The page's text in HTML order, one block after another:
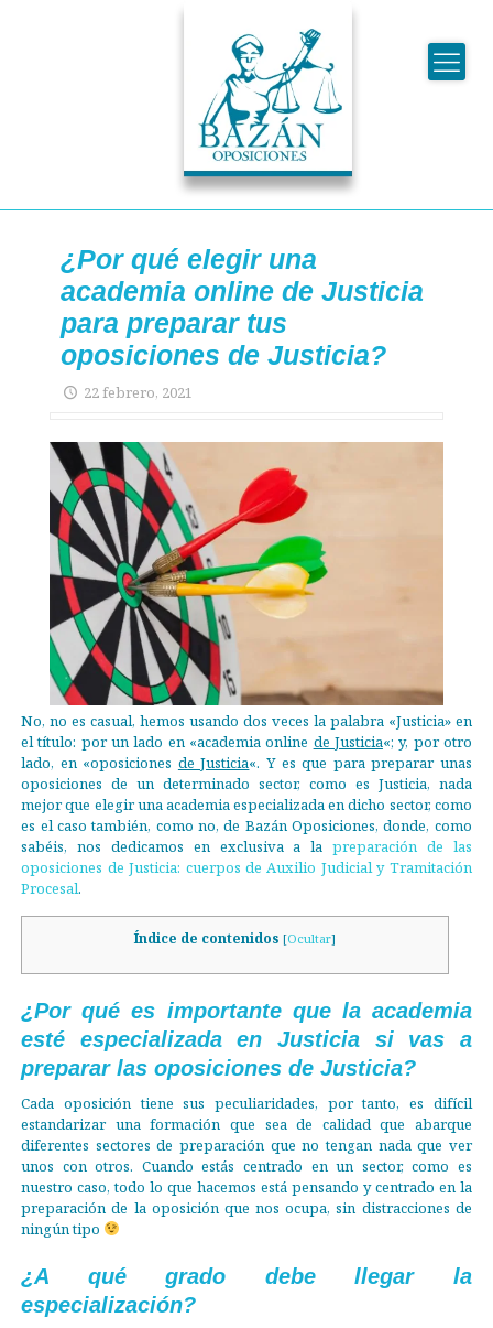
¿Por qué elegir una
academia online de Justicia
para preparar tus
oposiciones de Justicia?
22 febrero, 2021
No, no es casual, hemos usando dos veces la palabra «Justicia» en
el título: por un lado en «academia online de Justicia«; y, por otro
lado, en «oposiciones de Justicia«. Y es que para preparar unas
oposiciones de un determinado sector, como es Justicia, nada
mejor que elegir una academia especializada en dicho sector, como
es el caso también, como no, de Bazán Oposiciones, donde, como
sabéis, nos dedicamos en exclusiva a lapreparación de las
oposiciones de Justicia: cuerpos de Auxilio Judicial y Tramitación
Procesal.
Índice de contenidos [Ocultar]
¿Por qué es importante que la academia
esté especializada en Justicia si vas a
preparar las oposiciones de Justicia?
Cada oposición tiene sus peculiaridades, por tanto, es difícil
estandarizar una formación que sea de calidad que abarque
diferentes sectores de preparación que no tengan nada que ver
unos con otros. Cuando estás centrado en un sector, como es
nuestro caso, todo lo que hacemos está pensando y centrado en la
preparación de la oposición que nos ocupa, sin distracciones de
ningún tipo
¿A qué grado debe llegar la
especialización?